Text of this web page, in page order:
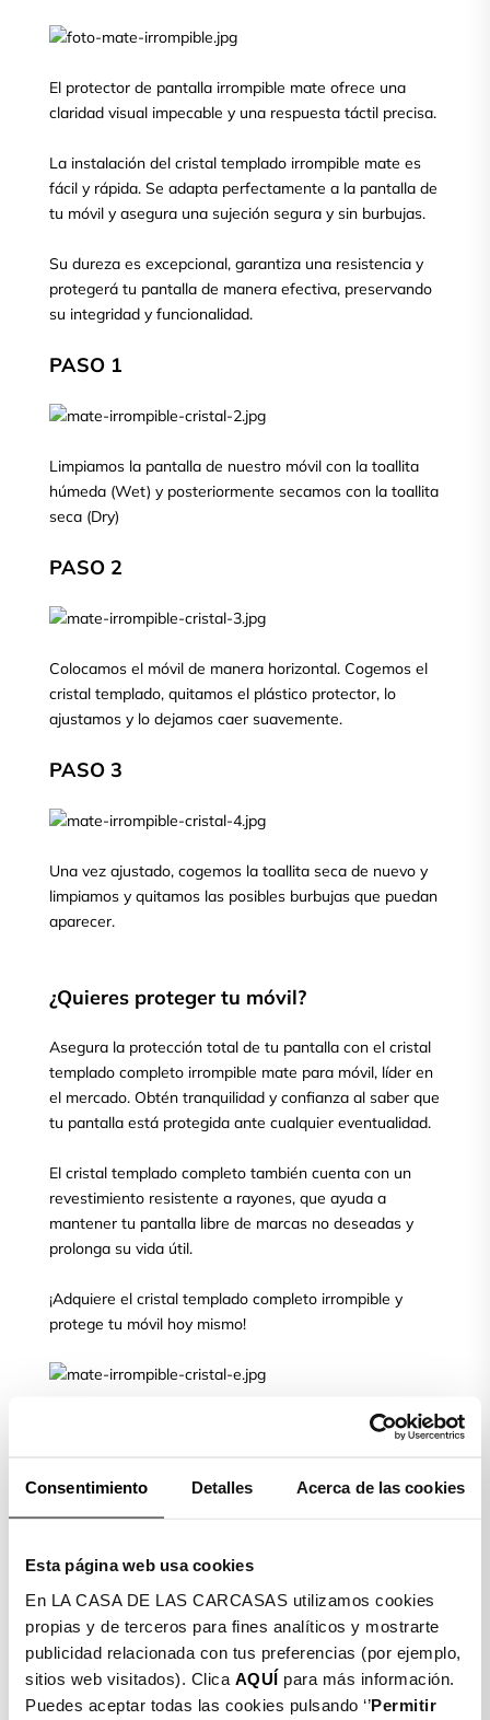
Consentimiento Detalles Acerca de las cookies
Esta página web usa cookies
En LA CASA DE LAS CARCASAS utilizamos cookies
propias y de terceros para fines analíticos y mostrarte
publicidad relacionada con tus preferencias (por ejemplo,
sitios web visitados). Clica AQUÍ para más información.
Puedes aceptar todas las cookies pulsando ‘’Permitir
El protector de pantalla irrompible mate ofrece una
claridad visual impecable y una respuesta táctil precisa.
La instalación del cristal templado irrompible mate es
fácil y rápida. Se adapta perfectamente a la pantalla de
tu móvil y asegura una sujeción segura y sin burbujas.
Su dureza es excepcional, garantiza una resistencia y
protegerá tu pantalla de manera efectiva, preservando
su integridad y funcionalidad.
PASO 1
Limpiamos la pantalla de nuestro móvil con la toallita
húmeda (Wet) y posteriormente secamos con la toallita
seca (Dry)
PASO 2
Colocamos el móvil de manera horizontal. Cogemos el
cristal templado, quitamos el plástico protector, lo
ajustamos y lo dejamos caer suavemente.
PASO 3
Una vez ajustado, cogemos la toallita seca de nuevo y
limpiamos y quitamos las posibles burbujas que puedan
aparecer.
¿Quieres proteger tu móvil?
Asegura la protección total de tu pantalla con el cristal
templado completo irrompible mate para móvil, líder en
el mercado. Obtén tranquilidad y confianza al saber que
tu pantalla está protegida ante cualquier eventualidad.
El cristal templado completo también cuenta con un
revestimiento resistente a rayones, que ayuda a
mantener tu pantalla libre de marcas no deseadas y
prolonga su vida útil.
¡Adquiere el cristal templado completo irrompible y
protege tu móvil hoy mismo!
Elige tu modelo de móvil y protege
su pantalla
CRISTAL TEMPLADO
COMPLETO IRROMPIBLE
MATE
Obtén la máxima protección para la pantalla de tu móvil
con el cristal templado completo irrompible mate. El